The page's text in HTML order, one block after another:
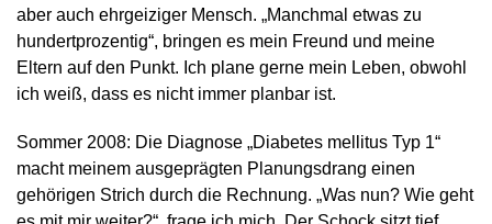
aber auch ehrgeiziger Mensch. „Manchmal etwas zu
hundertprozentig“, bringen es mein Freund und meine
Eltern auf den Punkt. Ich plane gerne mein Leben, obwohl
ich weiß, dass es nicht immer planbar ist.
Sommer 2008: Die Diagnose „Diabetes mellitus Typ 1“
macht meinem ausgeprägten Planungsdrang einen
gehörigen Strich durch die Rechnung. „Was nun? Wie geht